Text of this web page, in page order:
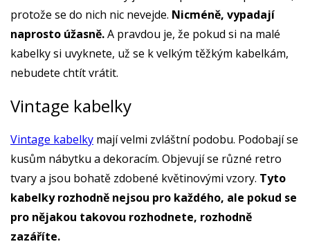
protože se do nich nic nevejde. Nicméně, vypadají
naprosto úžasně.A pravdou je, že pokud si na malé
kabelky si uvyknete, už se k velkým těžkým kabelkám,
nebudete chtít vrátit.
Vintage kabelky
Vintage kabelky mají velmi zvláštní podobu. Podobají se
kusům nábytku a dekoracím. Objevují se různé retro
tvary a jsou bohatě zdobené květinovými vzory. Tyto
kabelky rozhodně nejsou pro každého, ale pokud se
pro nějakou takovou rozhodnete, rozhodně
zazáříte.